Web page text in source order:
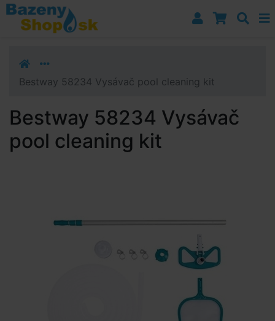
Prejsť k navigácii
Prejsť na obsah
Prejsť k bočnému stĺpci
Bestway 58234 Vysávač pool cleaning kit
Bestway 58234 Vysávač
pool cleaning kit